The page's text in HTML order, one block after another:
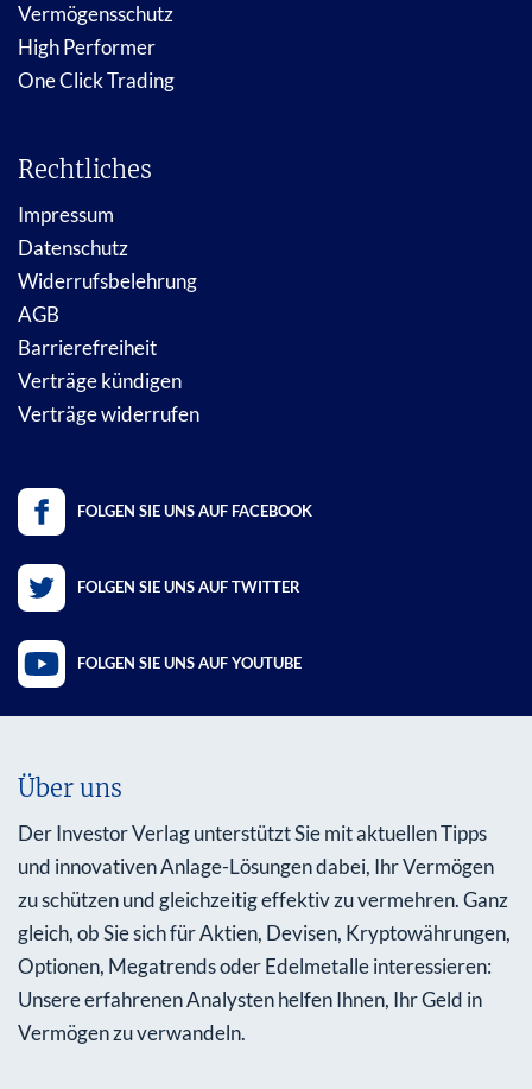
Vermögensschutz
High Performer
One Click Trading
Rechtliches
Impressum
Datenschutz
Widerrufsbelehrung
AGB
Barrierefreiheit
Verträge kündigen
Verträge widerrufen
FOLGEN SIE UNS AUF FACEBOOK
FOLGEN SIE UNS AUF TWITTER
FOLGEN SIE UNS AUF YOUTUBE
Über uns
Der Investor Verlag unterstützt Sie mit aktuellen Tipps
und innovativen Anlage-Lösungen dabei, Ihr Vermögen
zu schützen und gleichzeitig effektiv zu vermehren. Ganz
gleich, ob Sie sich für Aktien, Devisen, Kryptowährungen,
Optionen, Megatrends oder Edelmetalle interessieren:
Unsere erfahrenen Analysten helfen Ihnen, Ihr Geld in
Vermögen zu verwandeln.